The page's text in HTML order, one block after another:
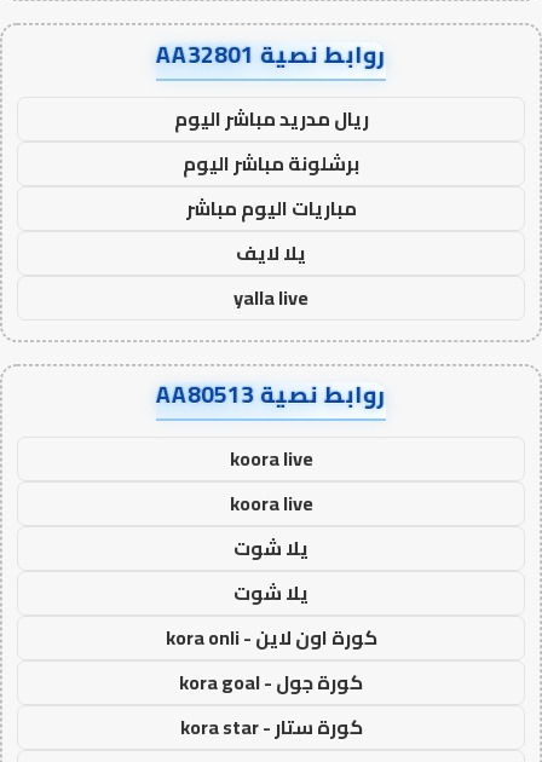
روابط نصية AA32801
ريال مدريد مباشر اليوم
برشلونة مباشر اليوم
مباريات اليوم مباشر
يلا لايف
yalla live
روابط نصية AA80513
koora live
koora live
يلا شوت
يلا شوت
كورة اون لاين - kora onli
كورة جول - kora goal
كورة ستار - kora star